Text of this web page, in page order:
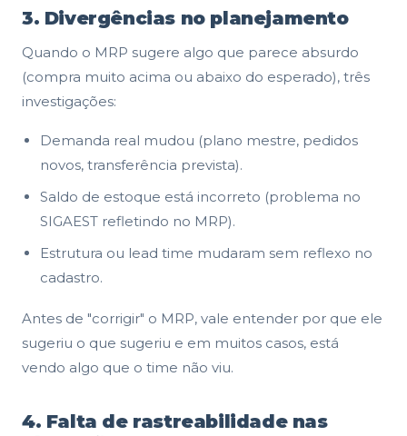
3. Divergências no planejamento
Quando o MRP sugere algo que parece absurdo
(compra muito acima ou abaixo do esperado), três
investigações:
Demanda real mudou (plano mestre, pedidos
novos, transferência prevista).
Saldo de estoque está incorreto (problema no
SIGAEST refletindo no MRP).
Estrutura ou lead time mudaram sem reflexo no
cadastro.
Antes de "corrigir" o MRP, vale entender por que ele
sugeriu o que sugeriu e em muitos casos, está
vendo algo que o time não viu.
4. Falta de rastreabilidade nas